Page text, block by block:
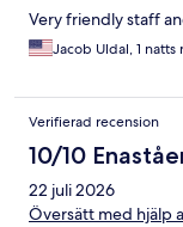
Very friendly staff
Jacob Uldal, 1 natts
Verifierad recension
10/10
22 juli 2026
Översätt med hjälp